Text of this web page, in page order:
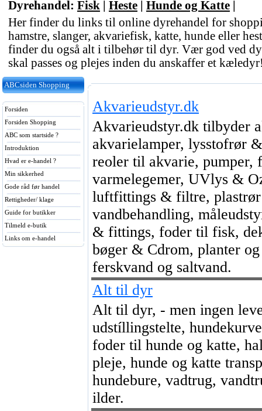
Dyrehandel: Fisk Heste Hunde og Katte
Her finder du links til online dyrehandel for
hamstre, slanger, akvariefisk, katte, hunde eller
finder du også alt i tilbehør til dyr. Vær god ved
skal passes og plejes inden du anskaffer et
ABCsiden Shopping
Forsiden
Forsiden Shopping
ABC som startside ?
Introduktion
Hvad er e-handel ?
Min sikkerhed
Gode råd før handel
Rettigheder/ klage
Guide for butikker
Tilmeld e-butik
Links om e-handel
Akvarieudstyr.dk
Akvarieudstyr.dk tilbyder
akvarielamper, lysstofrør
reoler til akvarie, pumper,
varmelegemer, UVlys &
luftfittings & filtre,
vandbehandling,
& fittings, foder til fisk,
bøger & Cdrom, planter
ferskvand og saltvand.
Alt til dyr
Alt til dyr, - men ingen
udstíllingstelte,
foder til hunde og katte,
pleje, hunde og katte
hundebure, vadtrug,
ilder.